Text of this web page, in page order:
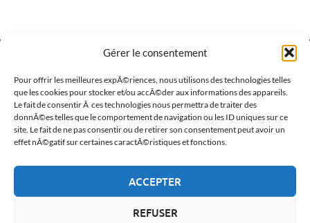
Gérer le consentement
Pour offrir les meilleures expÃ©riences, nous utilisons des technologies telles
que les cookies pour stocker et/ou accÃ©der aux informations des appareils.
Le fait de consentir Ã ces technologies nous permettra de traiter des
donnÃ©es telles que le comportement de navigation ou les ID uniques sur ce
site. Le fait de ne pas consentir ou de retirer son consentement peut avoir un
effet nÃ©gatif sur certaines caractÃ©ristiques et fonctions.
ACCEPTER
REFUSER
MÉTA
Connexion
Flux des publications
Flux des commentaires